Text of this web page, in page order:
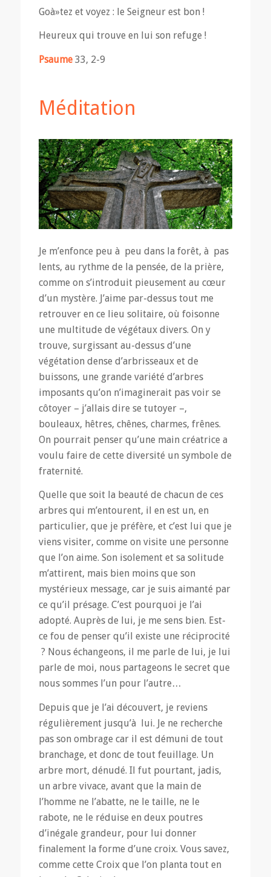
Goà»tez et voyez : le Seigneur est bon !
Heureux qui trouve en lui son refuge !
Psaume 33, 2-9
Méditation
Je m’enfonce peu à peu dans la forêt, à pas
lents, au rythme de la pensée, de la prière,
comme on s’introduit pieusement au cœur
d’un mystère. J’aime par-dessus tout me
retrouver en ce lieu solitaire, où foisonne
une multitude de végétaux divers. On y
trouve, surgissant au-dessus d’une
végétation dense d’arbrisseaux et de
buissons, une grande variété d’arbres
imposants qu’on n’imaginerait pas voir se
côtoyer – j’allais dire se tutoyer –,
bouleaux, hêtres, chênes, charmes, frênes.
On pourrait penser qu’une main créatrice a
voulu faire de cette diversité un symbole de
fraternité.
Quelle que soit la beauté de chacun de ces
arbres qui m’entourent, il en est un, en
particulier, que je préfère, et c’est lui que je
viens visiter, comme on visite une personne
que l’on aime. Son isolement et sa solitude
m’attirent, mais bien moins que son
mystérieux message, car je suis aimanté par
ce qu’il présage. C’est pourquoi je l’ai
adopté. Auprès de lui, je me sens bien. Est-
ce fou de penser qu’il existe une réciprocité
? Nous échangeons, il me parle de lui, je lui
parle de moi, nous partageons le secret que
nous sommes l’un pour l’autre…
Depuis que je l’ai découvert, je reviens
régulièrement jusqu’à lui. Je ne recherche
pas son ombrage car il est démuni de tout
branchage, et donc de tout feuillage. Un
arbre mort, dénudé. Il fut pourtant, jadis,
un arbre vivace, avant que la main de
l’homme ne l’abatte, ne le taille, ne le
rabote, ne le réduise en deux poutres
d’inégale grandeur, pour lui donner
finalement la forme d’une croix. Vous savez,
comme cette Croix que l’on planta tout en